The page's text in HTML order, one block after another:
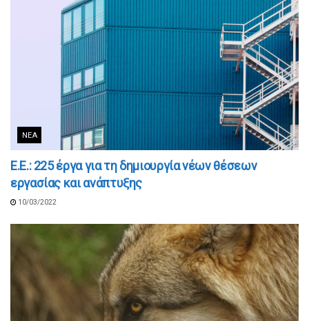
ΝΈΑ
Ε.Ε.: 225 έργα για τη δημιουργία νέων θέσεων
εργασίας και ανάπτυξης
10/03/2022